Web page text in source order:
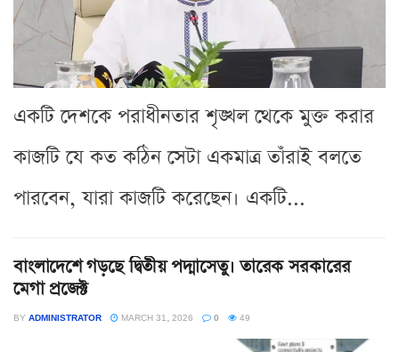
একটি দেশকে পরাধীনতার শৃঙ্খল থেকে মুক্ত করার
কাজটি যে কত কঠিন সেটা একমাত্র তাঁরাই বলতে
পারবেন, যারা কাজটি করেছেন। একটি...
বাংলাদেশে গড়ছে দ্বিতীয় পদ্মাসেতু। তারেক সরকারের
মেগা প্রজেক্ট
BY ADMINISTRATOR MARCH 31, 2026 0 49